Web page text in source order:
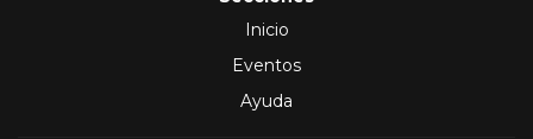
Inicio
Eventos
Ayuda